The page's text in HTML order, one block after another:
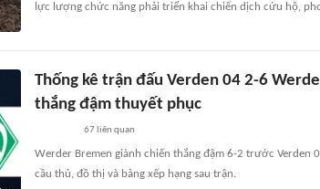
lực lượng chức năng phải triển khai chiến dịch cứu hộ,
Thống kê trận đấu Verden 04 2-6
thắng đậm thuyết phục
67 liên quan
Werder Bremen giành chiến thắng đậm 6-2 trước Verden
cầu thủ, đồ thị và bảng xếp hạng sau trận.